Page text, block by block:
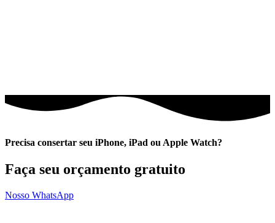
Precisa consertar seu iPhone, iPad ou Apple Watch?
Faça seu orçamento gratuito
Nosso WhatsApp